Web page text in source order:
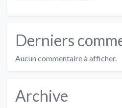
Derniers
Aucun commentaire à afficher.
Archive